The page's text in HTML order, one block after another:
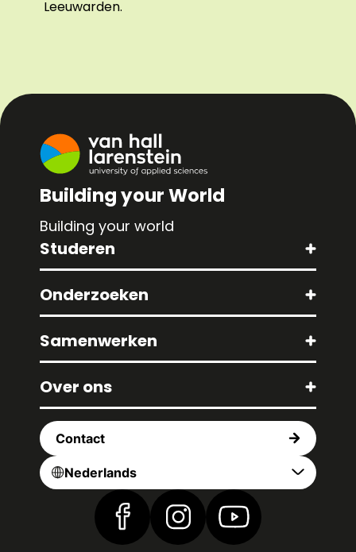
Leeuwarden.
Building your World
Building your world
Studeren
Onderzoeken
Samenwerken
Over ons
Contact
Nederlands
Vind ons op Facebook
Vind ons op Instagram
Vind ons op